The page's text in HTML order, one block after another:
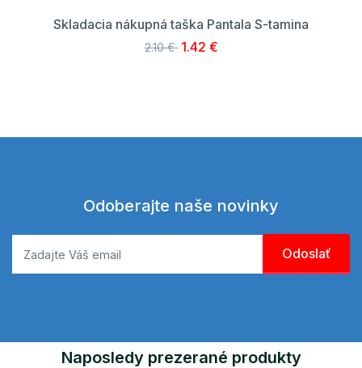
Skladacia nákupná taška Pantala S-tamina
2.10 € 1.42 €
Odoberajte naše novinky
Naposledy prezerané produkty